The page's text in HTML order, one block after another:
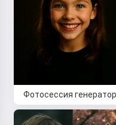
Фотосессия
Сервисті
қабылдайсыз:
саясаты